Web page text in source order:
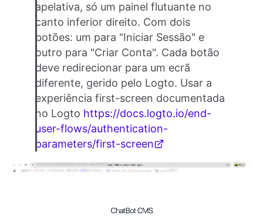
apelativa, só um painel flutuante no
canto inferior direito. Com dois
botões: um para "Iniciar Sessão" e
outro para "Criar Conta". Cada botão
deve redirecionar para um ecrã
diferente, gerido pelo Logto. Usar a
experiência first-screen documentada
no Logto https://docs.logto.io/end-
user-flows/authentication-
parameters/first-screen